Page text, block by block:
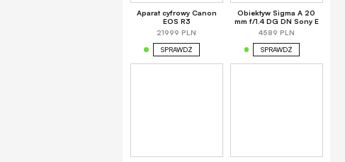
Aparat cyfrowy Canon
EOS R3
21999 PLN
SPRAWDŹ
Obiektyw Sigma A 20
mm f/1.4 DG DN Sony E
4589 PLN
SPRAWDŹ